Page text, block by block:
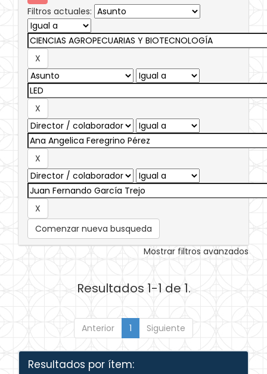
Filtros actuales:
Comenzar nueva busqueda
Mostrar filtros avanzados
Resultados 1-1 de 1.
Anterior 1 Siguiente
Resultados por ítem: